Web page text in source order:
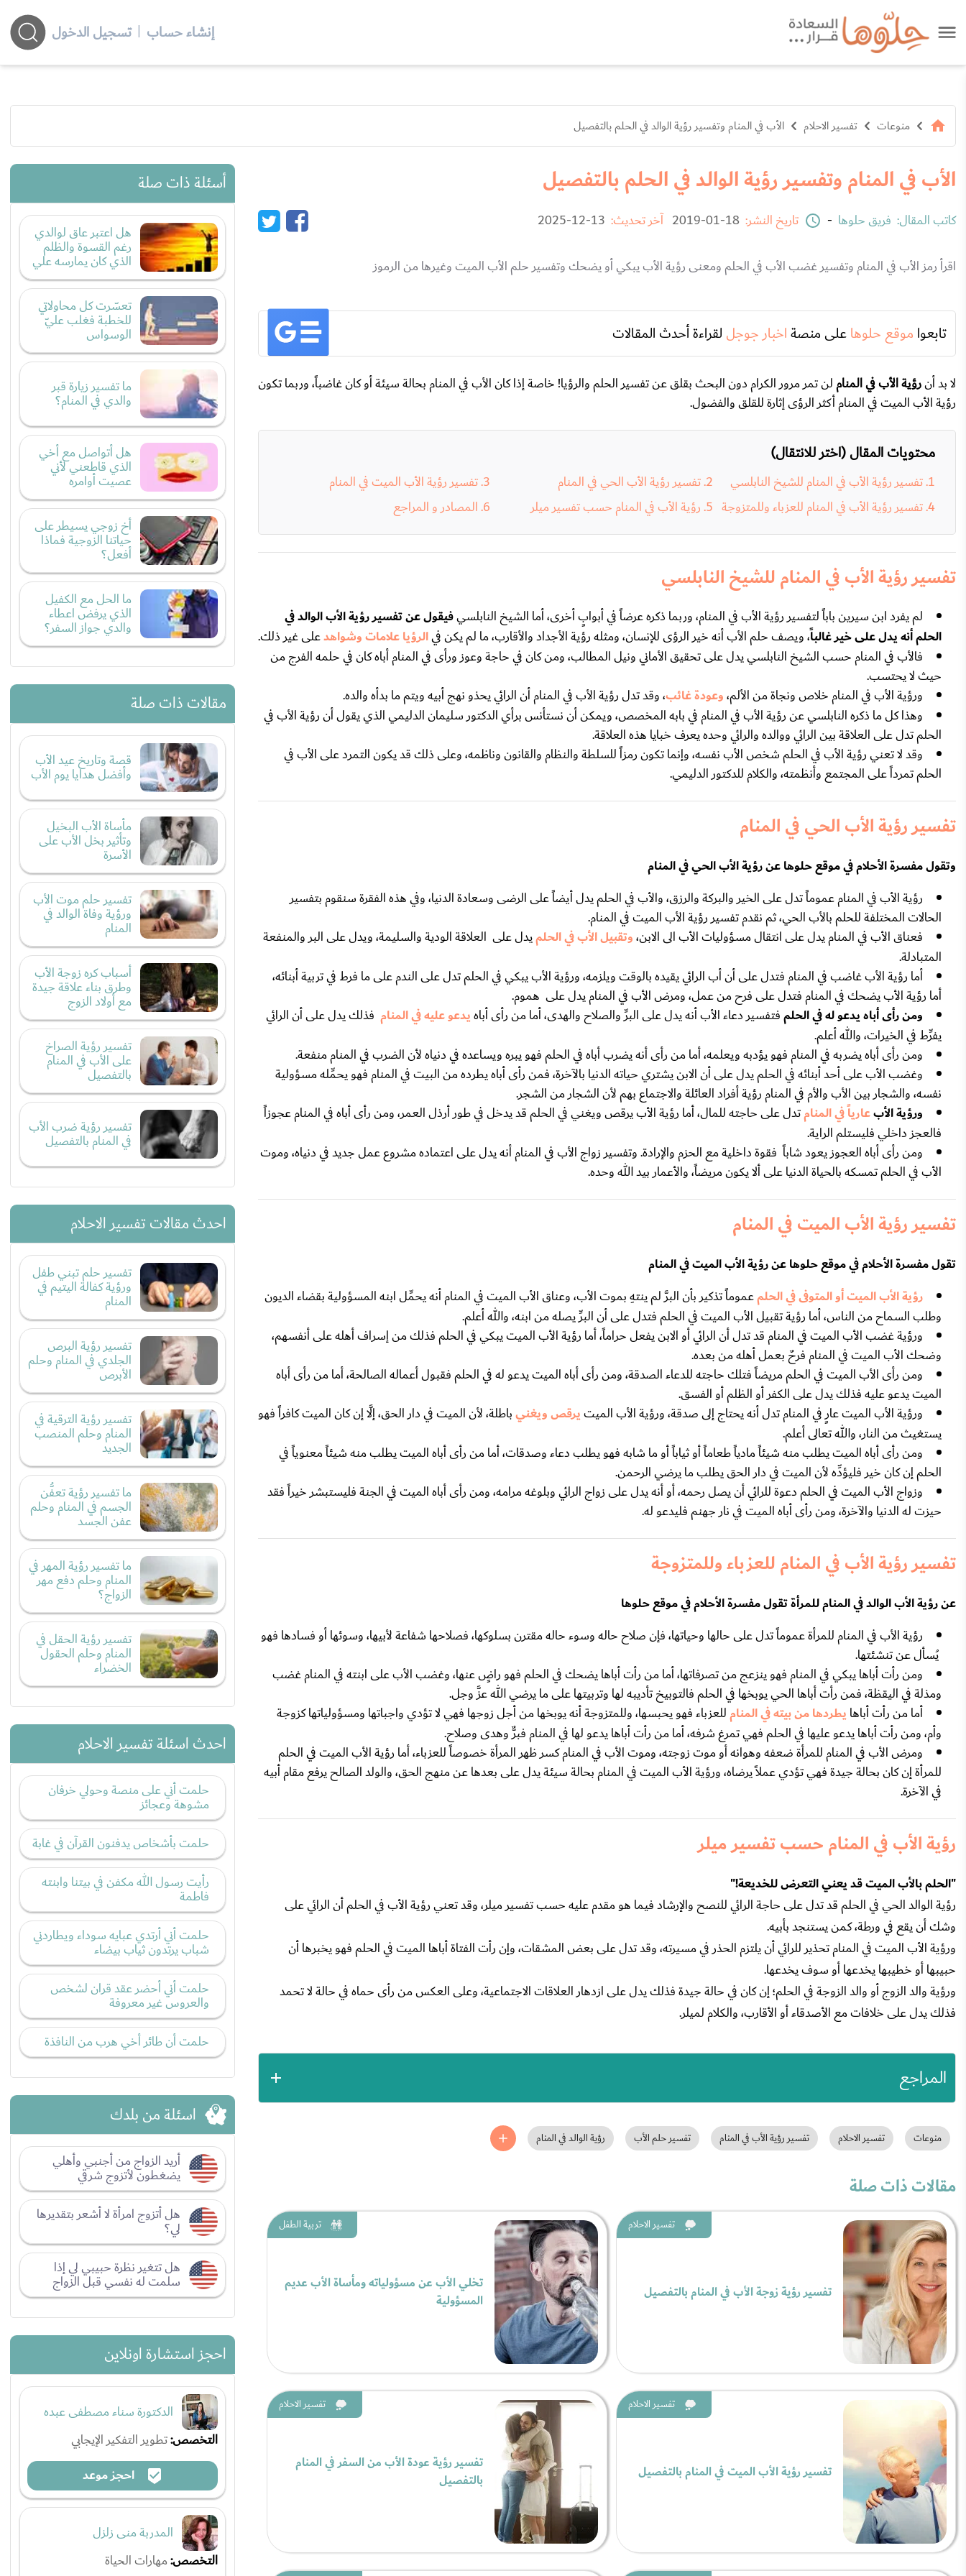
إنشاء حساب | تسجيل الدخول
منوعات تفسير الاحلام الأب في المنام وتفسير رؤية الوالد في الحلم بالتفصيل
الأب في المنام وتفسير رؤية الوالد في الحلم بالتفصيل
كاتب المقال: فريق حلوها - تاريخ النشر: 18-01-2019 آخر تحديث: 13-12-2025
اقرأ رمز الأب في المنام وتفسير غضب الأب في الحلم ومعنى رؤية الأب يبكي أو يضحك وتفسير حلم الأب الميت وغيرها من الرموز
تابعوا موقع حلوهاعلى منصةاخبار جوجل لقراءة أحدث المقالات
لا بد أنرؤية الأب في المناملن تمر مرور الكرام دون البحث بقلق عن تفسير الحلم والرؤيا! خاصة إذا كان الأب في المنام بحالة سيئة أو كان غاضباً، وربما تكون
رؤية الأب الميت في المنام أكثر الرؤى إثارة للقلق والفضول.
محتويات المقال (اختر للانتقال)
تفسير رؤية الأب في المنام للشيخ النابلسي تفسير رؤية الأب الحي في المنام
تفسير رؤية الأب الميت في المنام
تفسير رؤية الأب في المنام للعزباء وللمتزوجة
رؤية الأب في المنام حسب تفسير ميلر المصادر و المراجع
تفسير رؤية الأب في المنام للشيخ النابلسي
لم يفرد ابن سيرين باباً لتفسير رؤية الأب في المنام، وربما ذكره عرضاً في أبوابٍ أخرى، أما الشيخ النابلسيفيقول عن تفسير رؤية الأب الوالد في
الحلم أنه يدل على خير غالباً، ويصف حلم الأب أنه خير الرؤى للإنسان، ومثله رؤية الأجداد والأقارب، ما لم يكن فيالرؤيا علامات وشواهدعلى غير ذلك.
فالأب في المنام حسب الشيخ النابلسي يدل على تحقيق الأماني ونيل المطالب، ومن كان في حاجة وعوز ورأى في المنام أباه كان في حلمه الفرج من
حيث لا يحتسب.
ورؤية الأب في المنام خلاص ونجاة من الألم،وعودة غائب، وقد تدل رؤية الأب في المنام أن الرائي يحذو نهج أبيه ويتم ما بدأه والده.
وهذا كل ما ذكره النابلسي عن رؤية الأب في المنام في بابه المخصص، ويمكن أن نستأنس برأي الدكتور سليمان الدليمي الذي يقول أن رؤية الأب في
الحلم تدل على العلاقة بين الرائي ووالده والرائي وحده يعرف خبايا هذه العلاقة.
وقد لا تعني رؤية الأب في الحلم شخص الأب نفسه، وإنما تكون رمزاً للسلطة والنظام والقانون وناظمه، وعلى ذلك قد يكون التمرد على الأب في
الحلم تمرداً على المجتمع وأنظمته، والكلام للدكتور الدليمي.
تفسير رؤية الأب الحي في المنام
وتقول مفسرة الأحلام في موقع حلوها عن رؤية الأب الحي في المنام
رؤية الأب في المنام عموماً تدل على الخير والبركة والرزق، والأب في الحلم يدل أيضاً على الرضى وسعادة الدنيا، وفي هذه الفقرة سنقوم بتفسير
الحالات المختلفة للحلم بالأب الحي، ثم نقدم تفسير رؤية الأب الميت في المنام.
فعناق الأب في المنام يدل على انتقال مسؤوليات الأب الى الابن،وتقبيل الأب في الحلميدل على العلاقة الودية والسليمة، ويدل على البر والمنفعة
المتبادلة.
أما رؤية الأب غاضب في المنام فتدل على أن أب الرائي يقيده بالوقت ويلزمه، ورؤية الأب يبكي في الحلم تدل على الندم على ما فرط في تربية أبنائه،
أما رؤية الأب يضحك في المنام فتدل على فرح من عمل، ومرض الأب في المنام يدل على هموم.
ومن رأى أباه يدعو له في الحلمفتفسير دعاء الأب أنه يدل على البرِّ والصلاح والهدى، أما من رأى أباهيدعو عليه في المنام فذلك يدل على أن الرائي
يفرِّط في الخيرات، والله أعلم.
ومن رأى أباه يضربه في المنام فهو يؤدبه ويعلمه، أما من رأى أنه يضرب أباه في الحلم فهو يبره ويساعده في دنياه لأن الضرب في المنام منفعة.
وغضب الأب على أحد أبنائه في الحلم يدل على أن الابن يشتري حياته الدنيا بالآخرة، فمن رأى أباه يطرده من البيت في المنام فهو يحمِّله مسؤولية
نفسه، والشجار بين الأب والأم في المنام رؤية أفراد العائلة والاجتماع بهم لأن الشجار من الشجر.
ورؤية الأبعارياً في المنامتدل على حاجته للمال، أما رؤية الأب يرقص ويغني في الحلم قد يدخل في طور أرذل العمر، ومن رأى أباه في المنام عجوزاً
فالعجز داخلي فليستلم الراية.
ومن رأى أباه العجوز يعود شاباً فقوة داخلية مع الحزم والإرادة. وتفسير زواج الأب في المنام أنه يدل على اعتماده مشروع عمل جديد في دنياه، وموت
الأب في الحلم تمسكه بالحياة الدنيا على ألا يكون مريضاً، والأعمار بيد الله وحده.
تفسير رؤية الأب الميت في المنام
تقول مفسرة الأحلام في موقع حلوها عن رؤية الأب الميت في المنام
رؤية الأب الميت أو المتوفى في الحلمعموماً تذكير بأن البرَّ لم ينتهِ بموت الأب، وعناق الأب الميت في المنام أنه يحمِّل ابنه المسؤولية بقضاء الديون
وطلب السماح من الناس، أما رؤية تقبيل الأب الميت في الحلم فتدل على أن البرِّ يصله من ابنه، والله أعلم.
ورؤية غضب الأب الميت في المنام قد تدل أن الرائي أو الابن يفعل حراماً، أما رؤية الأب الميت يبكي في الحلم فذلك من إسراف أهله على أنفسهم،
وضحك الأب الميت في المنام فرحٌ بعمل أهله من بعده.
ومن رأى الأب الميت في الحلم مريضاً فتلك حاجته للدعاء الصدقة، ومن رأى أباه الميت يدعو له في الحلم فقبول أعماله الصالحة، أما من رأى أباه
الميت يدعو عليه فذلك يدل على الكفر أو الظلم أو الفسق.
ورؤية الأب الميت عارٍ في المنام تدل أنه يحتاج إلى صدقة، ورؤية الأب الميتيرقص ويغنيباطلة، لأن الميت في دار الحق، إلَّا إن كان الميت كافراً فهو
يستغيث من النار، والله تعالى أعلم.
ومن رأى أباه الميت يطلب منه شيئاً مادياً طعاماً أو ثياباً أو ما شابه فهو يطلب دعاء وصدقات، أما من رأى أباه الميت يطلب منه شيئاً معنوياً في
الحلم إن كان خير فليؤدِّه لأن الميت في دار الحق يطلب ما يرضي الرحمن.
وزواج الأب الميت في الحلم دعوة للرائي أن يصل رحمه، أو أنه يدل على زواج الرائي وبلوغه مرامه، ومن رأى أباه الميت في الجنة فليستبشر خيراً فقد
حيزت له الدنيا والآخرة، ومن رأى أباه الميت في نار جهنم فليدعو له.
تفسير رؤية الأب في المنام للعزباء وللمتزوجة
عن رؤية الأب الوالد في المنام للمرأة تقول مفسرة الأحلام في موقع حلوها
رؤية الأب في المنام للمرأة عموماً تدل على حالها وحياتها، فإن صلاح حاله وسوء حاله مقترن بسلوكها، فصلاحها شفاعة لأبيها، وسوئها أو فسادها فهو
يُسأل عن تنشئتها.
ومن رأت أباها يبكي في المنام فهو ينزعج من تصرفاتها، أما من رأت أباها يضحك في الحلم فهو راضٍ عنها، وغضب الأب على ابنته في المنام غضب
ومذلة في اليقظة، فمن رأت أباها الحي يوبخها في الحلم فالتوبيخ تأديبه لها وتربيتها على ما يرضي الله عزَّ وجل.
أما من رأت أباهايطردها من بيته في المنامللعزباء فهو يحبسها، وللمتزوجة أنه يوبخها من أجل زوجها فهي لا تؤدي واجباتها ومسؤولياتها كزوجة
وأم، ومن رأت أباها يدعو عليها في الحلم فهي تمرغ شرفه، أما من رأت أباها يدعو لها في المنام فبرٌّ وهدى وصلاح.
ومرض الأب في المنام للمرأة ضعفه وهوانه أو موت زوجته، وموت الأب في المنام كسر ظهر المرأة خصوصاً للعزباء، أما رؤية الأب الميت في الحلم
للمرأة إن كان بحالة جيدة فهي تؤدي عملاً يرضاه، ورؤية الأب الميت في المنام بحالة سيئة يدل على بعدها عن منهج الحق، والولد الصالح يرفع مقام أبيه
في الآخرة.
رؤية الأب في المنام حسب تفسير ميلر
"الحلم بالأب الميت قد يعني التعرض للخديعة!"
رؤية الوالد الحي في الحلم قد تدل على حاجة الرائي للنصح والإرشاد فيما هو مقدم عليه حسب تفسير ميلر، وقد تعني رؤية الأب في الحلم أن الرائي على
وشك أن يقع في ورطة، كمن يستنجد بأبيه.
ورؤية الأب الميت في المنام تحذير للرائي أن يلتزم الحذر في مسيرته، وقد تدل على بعض المشقات، وإن رأت الفتاة أباها الميت في الحلم فهو يخبرها أن
حبيبها أو خطيبها يخدعها أو سوف يخدعها.
ورؤية والد الزوج أو والد الزوجة في الحلم؛ إن كان في حالة جيدة فذلك يدل على ازدهار العلاقات الاجتماعية، وعلى العكس من رأى حماه في حالة لا تحمد
فذلك يدل على خلافات مع الأصدقاء أو الأقارب، والكلام لميلر.
المراجع
منوعات تفسير الاحلام تفسير رؤية الأب في المنام تفسير حلم الأب رؤية الوالد في المنام
مقالات ذات صلة
تفسير الاحلام
تفسير رؤية زوجة الأب في المنام بالتفصيل
تربية الطفل
تخلي الأب عن مسؤولياته ومأساة الأب عديم
المسؤولية
تفسير الاحلام
تفسير رؤية الأب الميت في المنام بالتفصيل
تفسير الاحلام
تفسير رؤية عودة الأب من السفر في المنام
بالتفصيل
أسئلة ذات صلة
هل اعتبر عاق لوالدي
رغم القسوة والظلم
الذي كان يمارسه علي
تعسّرت كل محاولاتي
للخطبة فغلب عليّ
الوسواس
ما تفسير زيارة قبر
والدي في المنام؟
هل أتواصل مع أخي
الذي قاطعني لأني
عصيت أوامره
أخ زوجي يسيطر على
حياتنا الزوجية فماذا
أفعل؟
ما الحل مع الكفيل
الذي يرفض اعطاء
والدي جواز السفر؟
مقالات ذات صلة
قصة وتاريخ عيد الأب
وأفضل هدايا يوم الأب
مأساة الأب البخيل
وتأثير بخل الأب على
الأسرة
تفسير حلم موت الأب
ورؤية وفاة الوالد في
المنام
أسباب كره زوجة الأب
وطرق بناء علاقة جيدة
مع أولاد الزوج
تفسير رؤية الصراخ
على الأب في المنام
بالتفصيل
تفسير رؤية ضرب الأب
في المنام بالتفصيل
احدث مقالات تفسير الاحلام
تفسير حلم تبني طفل
ورؤية كفالة اليتيم في
المنام
تفسير رؤية البرص
الجلدي في المنام وحلم
الأبرص
تفسير رؤية الترقية في
المنام وحلم المنصب
الجديد
ما تفسير رؤية تعفُّن
الجسم في المنام وحلم
عفن الجسد
ما تفسير رؤية المهر في
المنام وحلم دفع مهر
الزواج؟
تفسير رؤية الحقل في
المنام وحلم الحقول
الخضراء
احدث اسئلة تفسير الاحلام
حلمت أني على منصة وحولي خرفان
مشوهة وعجائز
حلمت بأشخاص يدفنون القرآن في غابة
رأيت رسول الله مكفن في بيتنا وابنته
فاطمة
حلمت أني أرتدي عبايه سوداء ويطاردني
شباب يرتدون ثياب بيضاء
حلمت أني أحضر عقد قران لشخص
والعروس غير معروفة
حلمت أن طائر أخي هرب من النافذة
اسئلة من بلدك
أريد الزواج من أجنبي وأهلي
يضغطون لأتزوج شرقي
هل أتزوج امرأة لا أشعر بتقديرها
لي؟
هل تتغير نظرة حبيبي لي إذا
سلمت له نفسي قبل الزواج
احجز استشارة اونلاين
الدكتورة سناء مصطفى عبده
التخصص:تطوير التفكير الإيجابي
احجز موعد
المدربة منى زلزل
التخصص:مهارات الحياة